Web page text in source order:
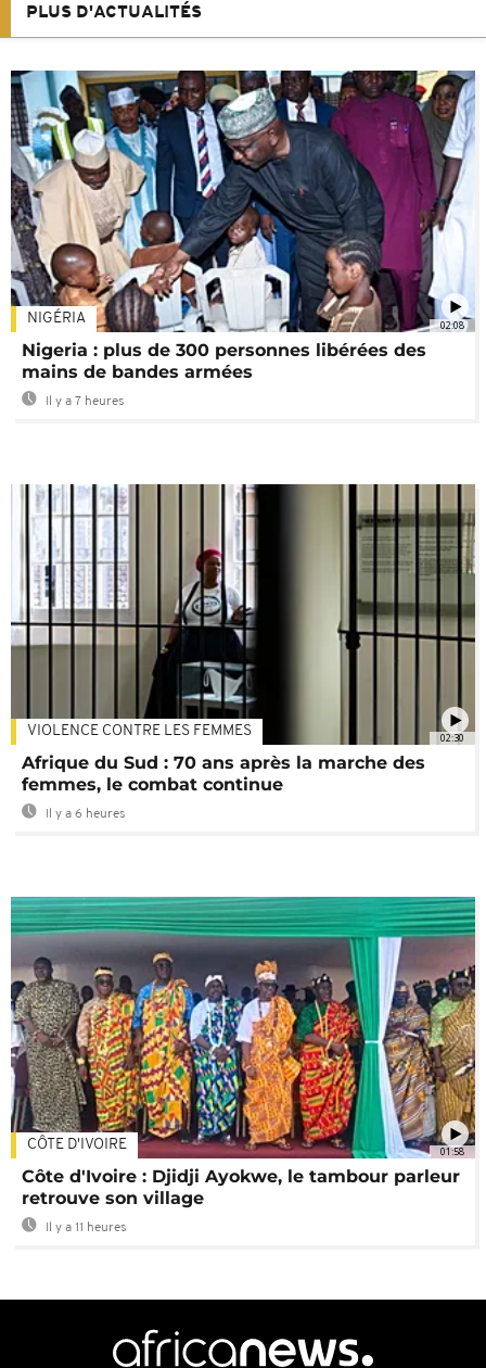
PLUS D'ACTUALITÉS
02:08
NIGÉRIA
Nigeria : plus de 300 personnes libérées des
mains de bandes armées
Il y a 7 heures
02:30
VIOLENCE CONTRE LES FEMMES
Afrique du Sud : 70 ans après la marche des
femmes, le combat continue
Il y a 6 heures
01:58
CÔTE D'IVOIRE
Côte d'Ivoire : Djidji Ayokwe, le tambour parleur
retrouve son village
Il y a 11 heures